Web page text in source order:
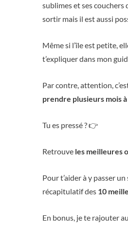
sublimes et ses couchers
sortir mais il est aussi
Même si l’île est petite,
t’expliquer dans mon
Par contre, attention,
prendre plusieurs mois
Tu es pressé ? 👉
Retrouve les meilleures
Pour t’aider à y passer
récapitulatif des 10
En bonus, je te rajouter